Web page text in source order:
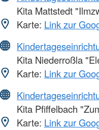
Kita Mattstedt
Karte: Link zur
Kita Niederroßla
Karte: Link zur
Kita Pfiffelbach
Karte: Link zur